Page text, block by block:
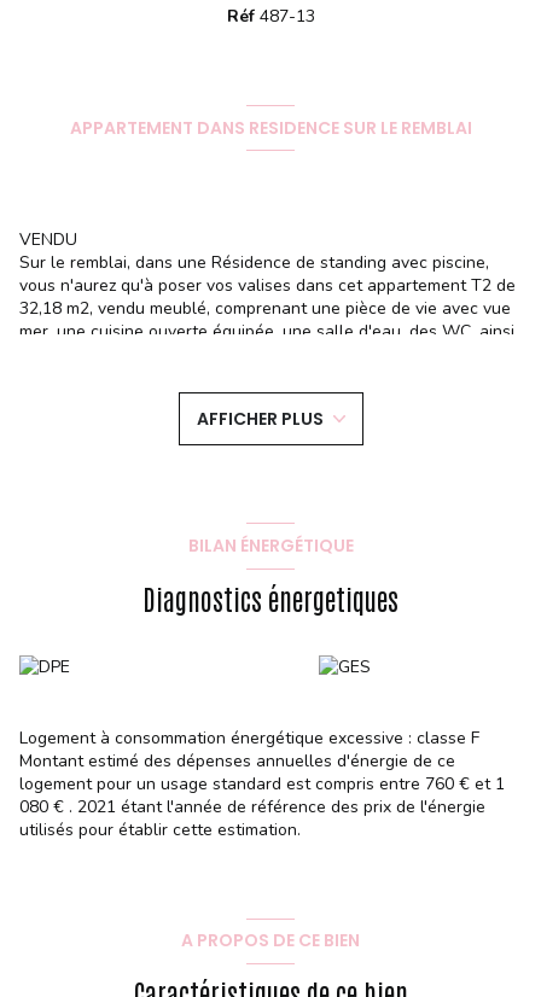
Réf 487-13
APPARTEMENT DANS RESIDENCE SUR LE REMBLAI
VENDU
Sur le remblai, dans une Résidence de standing avec piscine,
vous n'aurez qu'à poser vos valises dans cet appartement T2 de
32,18 m2, vendu meublé, comprenant une pièce de vie avec vue
mer, une cuisine ouverte équipée, une salle d'eau, des WC, ainsi
appartement duquel vous ferez tout à pied.
Cet appartement vous séduira par la qualité de ses prestations,
et sa situation idéale.
des prix de l'énergie utilisés pour établir cette estimation: 1er
Charges de copropriété estimatives : 685 €/an
AFFICHER PLUS
BILAN ÉNERGÉTIQUE
Diagnostics énergetiques
Logement à consommation énergétique excessive : classe F
Montant estimé des dépenses annuelles d'énergie de ce
logement pour un usage standard est compris entre 760 € et 1
080 € . 2021 étant l'année de référence des prix de l'énergie
utilisés pour établir cette estimation.
A PROPOS DE CE BIEN